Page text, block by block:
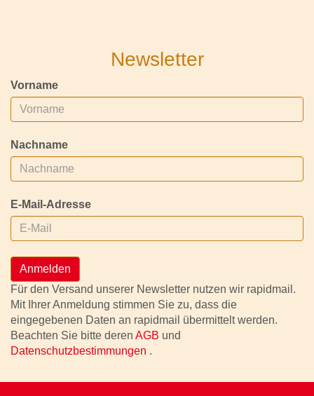
Newsletter
Vorname
Nachname
E-Mail-Adresse
Anmelden
Für den Versand unserer Newsletter nutzen wir rapidmail.
Mit Ihrer Anmeldung stimmen Sie zu, dass die
eingegebenen Daten an rapidmail übermittelt werden.
Beachten Sie bitte deren AGB und
Datenschutzbestimmungen .